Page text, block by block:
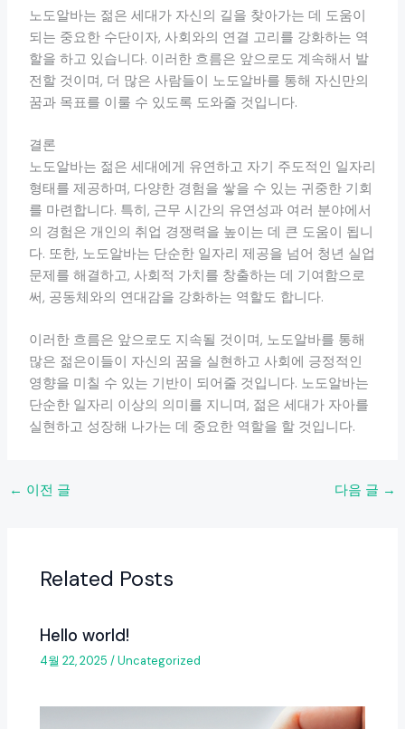
노도알바는 젊은 세대가 자신의 길을 찾아가는 데 도움이
되는 중요한 수단이자, 사회와의 연결 고리를 강화하는 역
할을 하고 있습니다. 이러한 흐름은 앞으로도 계속해서 발
전할 것이며, 더 많은 사람들이 노도알바를 통해 자신만의
꿈과 목표를 이룰 수 있도록 도와줄 것입니다.
결론
노도알바는 젊은 세대에게 유연하고 자기 주도적인 일자리
형태를 제공하며, 다양한 경험을 쌓을 수 있는 귀중한 기회
를 마련합니다. 특히, 근무 시간의 유연성과 여러 분야에서
의 경험은 개인의 취업 경쟁력을 높이는 데 큰 도움이 됩니
다. 또한, 노도알바는 단순한 일자리 제공을 넘어 청년 실업
문제를 해결하고, 사회적 가치를 창출하는 데 기여함으로
써, 공동체와의 연대감을 강화하는 역할도 합니다.
이러한 흐름은 앞으로도 지속될 것이며, 노도알바를 통해
많은 젊은이들이 자신의 꿈을 실현하고 사회에 긍정적인
영향을 미칠 수 있는 기반이 되어줄 것입니다. 노도알바는
단순한 일자리 이상의 의미를 지니며, 젊은 세대가 자아를
실현하고 성장해 나가는 데 중요한 역할을 할 것입니다.
← 이전 글 다음 글 →
Related Posts
Hello world!
4월 22, 2025/Uncategorized